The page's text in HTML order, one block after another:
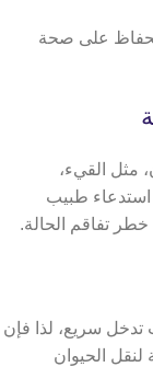
على صحة
مثل القيء،
استدعاء طبيب
خطر تفاقم الحالة.
تدخل سريع، لذا فإن
الحيوان